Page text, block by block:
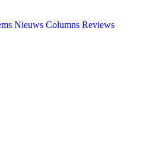
Nieuws Columns Reviews